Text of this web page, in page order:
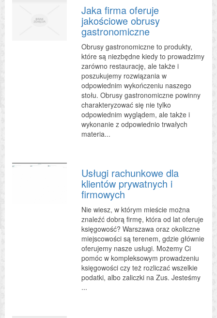
Jaka firma oferuje
jakościowe obrusy
gastronomiczne
Obrusy gastronomiczne to produkty,
które są niezbędne kiedy to prowadzimy
zarówno restaurację, ale także i
poszukujemy rozwiązania w
odpowiednim wykończeniu naszego
stołu. Obrusy gastronomiczne powinny
charakteryzować się nie tylko
odpowiednim wyglądem, ale także i
wykonanie z odpowiednio trwałych
materia...
Usługi rachunkowe dla
klientów prywatnych i
firmowych
Nie wiesz, w którym mieście można
znaleźć dobrą firmę, która od lat oferuje
księgowość? Warszawa oraz okoliczne
miejscowości są terenem, gdzie głównie
oferujemy nasze usługi. Możemy Ci
pomóc w kompleksowym prowadzeniu
księgowości czy też rozliczać wszelkie
podatki, albo zaliczki na Zus. Jesteśmy
...